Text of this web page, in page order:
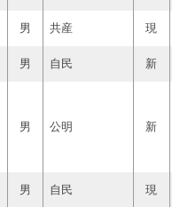
男 共産 現
男 自民 新
男 公明 新
男 自民 現